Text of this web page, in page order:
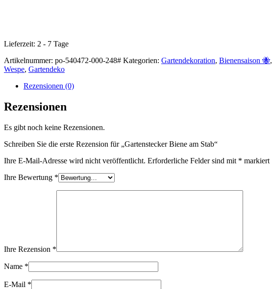
Lieferzeit: 2 - 7 Tage
Artikelnummer: po-540472-000-248# Kategorien: Gartendekoration, Bienensaison 🐝,
Wespe, Gartendeko
Rezensionen (0)
Rezensionen
Es gibt noch keine Rezensionen.
Schreiben Sie die erste Rezension für „Gartenstecker Biene am Stab“
Ihre E-Mail-Adresse wird nicht veröffentlicht. Erforderliche Felder sind mit * markiert
Ihre Bewertung *
Ihre Rezension *
Name *
E-Mail *